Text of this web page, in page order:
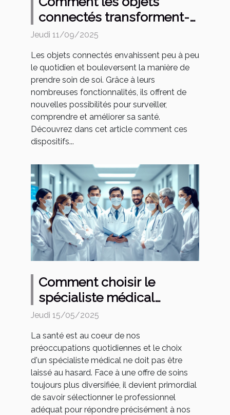
connectés transforment-
ils nos habitudes de
santé?
Jeudi 11/09/2025
Les objets connectés envahissent peu à peu
le quotidien et bouleversent la manière de
prendre soin de soi. Grâce à leurs
nombreuses fonctionnalités, ils offrent de
nouvelles possibilités pour surveiller,
comprendre et améliorer sa santé.
Découvrez dans cet article comment ces
dispositifs...
Comment choisir le
spécialiste médical
adapté à vos besoins de
Jeudi 15/05/2025
La santé est au coeur de nos
préoccupations quotidiennes et le choix
d'un spécialiste médical ne doit pas être
laissé au hasard. Face à une offre de soins
toujours plus diversifiée, il devient primordial
de savoir sélectionner le professionnel
adéquat pour répondre précisément à nos